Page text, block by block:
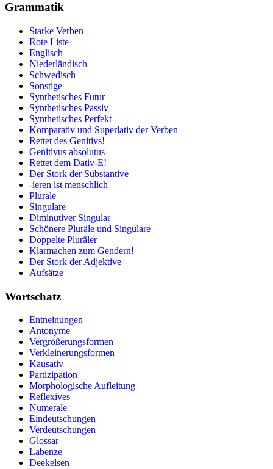
Grammatik
Starke Verben
Rote Liste
Englisch
Niederländisch
Schwedisch
Sonstige
Synthetisches Futur
Synthetisches Passiv
Synthetisches Perfekt
Komparativ und Superlativ der Verben
Rettet des Genitivs!
Genitivus absolutus
Rettet dem Dativ-E!
Der Stork der Substantive
-ieren ist menschlich
Plurale
Singulare
Diminutiver Singular
Schönere Pluräle und Singulare
Doppelte Pluräler
Klarmachen zum Gendern!
Der Stork der Adjektive
Aufsätze
Wortschatz
Entneinungen
Antonyme
Vergrößerungsformen
Verkleinerungsformen
Kausativ
Partizipation
Morphologische Aufleitung
Reflexives
Numerale
Eindeutschungen
Verdeutschungen
Glossar
Labenze
Deekelsen